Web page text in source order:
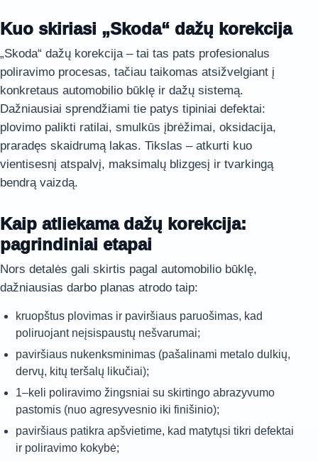
Kuo skiriasi „Skoda“ dažų korekcija
„Skoda“ dažų korekcija – tai tas pats profesionalus
poliravimo procesas, tačiau taikomas atsižvelgiant į
konkretaus automobilio būklę ir dažų sistemą.
Dažniausiai sprendžiami tie patys tipiniai defektai:
plovimo palikti ratilai, smulkūs įbrėžimai, oksidacija,
praradęs skaidrumą lakas. Tikslas – atkurti kuo
vientisesnį atspalvį, maksimalų blizgesį ir tvarkingą
bendrą vaizdą.
Kaip atliekama dažų korekcija:
pagrindiniai etapai
Nors detalės gali skirtis pagal automobilio būklę,
dažniausias darbo planas atrodo taip:
kruopštus plovimas ir paviršiaus paruošimas, kad
poliruojant neįsispaustų nešvarumai;
paviršiaus nukenksminimas (pašalinami metalo dulkių,
dervų, kitų teršalų likučiai);
1–keli poliravimo žingsniai su skirtingo abrazyvumo
pastomis (nuo agresyvesnio iki finišinio);
paviršiaus patikra apšvietime, kad matytųsi tikri defektai
ir poliravimo kokybė;